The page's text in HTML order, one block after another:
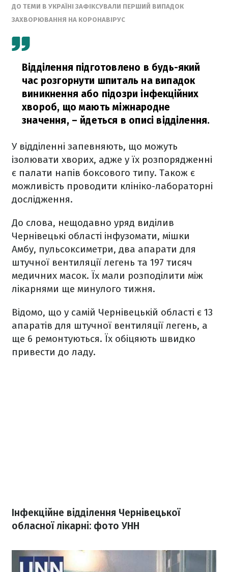
ДО ТЕМИ В УКРАЇНІ ЗАФІКСУВАЛИ ПЕРШИЙ ВИПАДОК
ЗАХВОРЮВАННЯ НА КОРОНАВІРУС
Відділення підготовлено в будь-який
час розгорнути шпиталь на випадок
виникнення або підозри інфекційних
хвороб, що мають міжнародне
значення, – йдеться в описі відділення.
У відділенні запевняють, що можуть
ізолювати хворих, адже у їх розпорядженні
є палати напів боксового типу. Також є
можливість проводити клініко-лабораторні
дослідження.
До слова, нещодавно уряд виділив
Чернівецькі області інфузомати, мішки
Амбу, пульсоксиметри, два апарати для
штучної вентиляції легень та 197 тисяч
медичних масок. Їх мали розподілити між
лікарнями ще минулого тижня.
Відомо, що у самій Чернівецькій області є 13
апаратів для штучної вентиляції легень, а
ще 6 ремонтуються. Їх обіцяють швидко
привести до ладу.
Інфекційне відділення Чернівецької
обласної лікарні: фото УНН